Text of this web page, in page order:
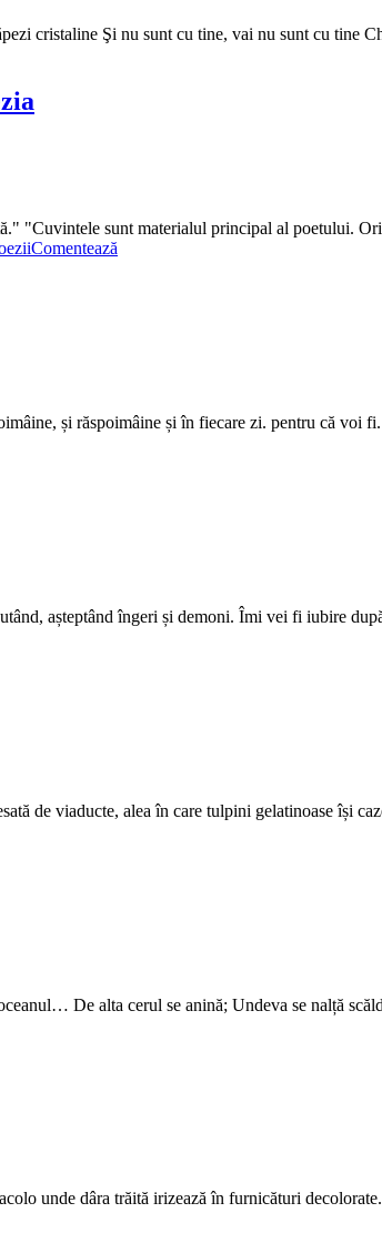
cristaline Şi nu sunt cu tine, vai nu sunt cu tine
"Cuvintele sunt materialul principal al poetului.
Comentează
și răspoimâine și în fiecare zi. pentru că voi
așteptând îngeri și demoni. Îmi vei fi iubire
de viaducte, alea în care tulpini gelatinoase își
De alta cerul se anină; Undeva se nalță
unde dâra trăită irizează în furnicături